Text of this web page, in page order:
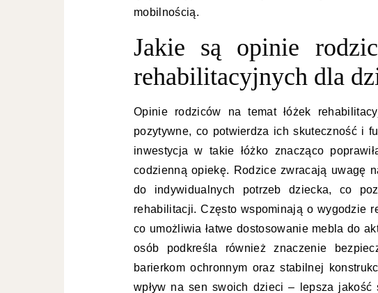
mobilnością.
Jakie są opinie
rehabilitacyjnych dla
Opinie rodziców na temat łóżek
pozytywne, co potwierdza ich skuteczność i
inwestycja w takie łóżko znacząco
codzienną opiekę. Rodzice zwracają uwagę
do indywidualnych potrzeb dziecka, co
rehabilitacji. Często wspominają o wygodzie
co umożliwia łatwe dostosowanie mebla do
osób podkreśla również znaczenie
barierkom ochronnym oraz stabilnej
wpływ na sen swoich dzieci – lepsza jakość